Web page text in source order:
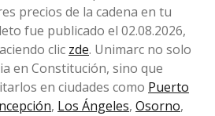
precios de la cadena en tu
fue publicado el 02.08.2026,
clic zde. Unimarc no solo
en Constitución, sino que
en ciudades como Puerto
, Los Ángeles, Osorno,